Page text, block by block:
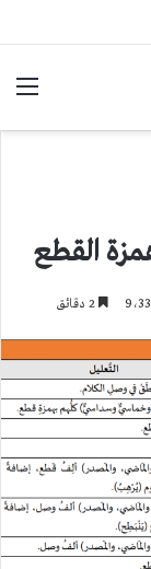
القطع